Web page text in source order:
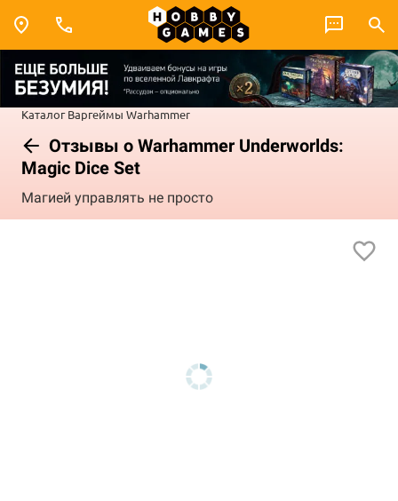
Каталог Варгеймы Warhammer
Отзывы о Warhammer Underworlds:
Magic Dice Set
Магией управлять не просто